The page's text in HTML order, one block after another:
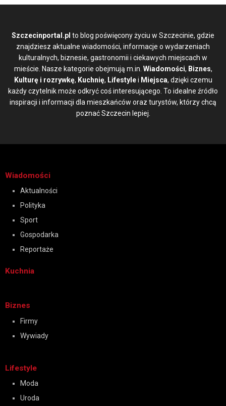
Szczecinportal.pl to blog poświęcony życiu w Szczecinie, gdzie
znajdziesz aktualne wiadomości, informacje o wydarzeniach
kulturalnych, biznesie, gastronomii i ciekawych miejscach w
mieście. Nasze kategorie obejmują m.in. Wiadomości, Biznes,
Kulturę i rozrywkę, Kuchnię, Lifestylei Miejsca, dzięki czemu
każdy czytelnik może odkryć coś interesującego. To idealne źródło
inspiracji i informacji dla mieszkańców oraz turystów, którzy chcą
poznać Szczecin lepiej.
Wiadomości
Aktualności
Polityka
Sport
Gospodarka
Reportaże
Kuchnia
Biznes
Firmy
Wywiady
Lifestyle
Moda
Uroda